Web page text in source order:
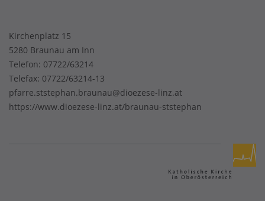
Kirchenplatz 15
5280 Braunau am Inn
Telefon: 07722/63214
Telefax: 07722/63214-13
pfarre.ststephan.braunau@dioezese-linz.at
https://www.dioezese-linz.at/braunau-ststephan